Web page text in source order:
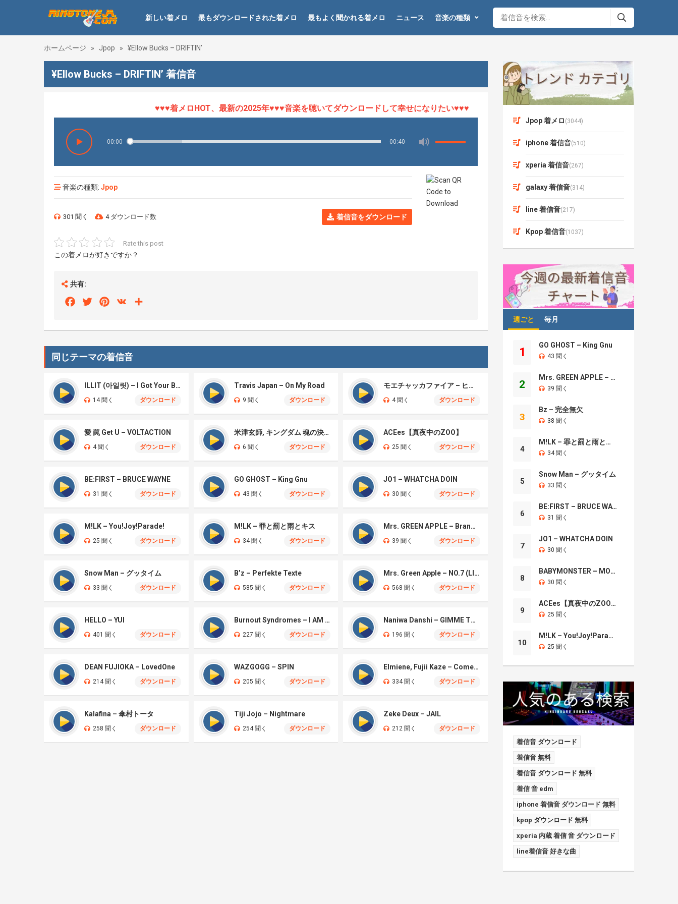
新しい着メロ 最もダウンロードされた着メロ 最もよく聞かれる着メロ ニュース 音楽の種類
ホームページ » Jpop » ¥Ellow Bucks – DRIFTIN’
¥Ellow Bucks – DRIFTIN’ 着信音
♥♥♥着メロHOT、最新の2025年♥♥♥音楽を聴いてダウンロードして幸せになりたい♥♥♥
00:00 00:40
音楽の種類: Jpop
301 聞く 4 ダウンロード数 着信音をダウンロード
Rate this post
この着メロが好きですか？
共有:
FacebookTwitterPinterest
VK
同じテーマの着信音
ILLIT (아일릿) – I Got Your Back
14 聞く ダウンロード
Travis Japan – On My Road
9 聞く ダウンロード
モエチャッカファイア – ヒューゴ、狛野真斗、ライト、セヴェリアン (Cover )
4 聞く ダウンロード
愛 罠 Get U – VOLTACTION
4 聞く ダウンロード
米津玄師, キングダム 魂の決戦 – 公開記念PV
6 聞く ダウンロード
ACEes【真夜中のZOO】
25 聞く ダウンロード
BE:FIRST – BRUCE WAYNE
31 聞く ダウンロード
GO GHOST – King Gnu
43 聞く ダウンロード
JO1 – WHATCHA DOIN
30 聞く ダウンロード
M!LK – You!Joy!Parade!
25 聞く ダウンロード
M!LK – 罪と罰と雨とキス
34 聞く ダウンロード
Mrs. GREEN APPLE – Brand New
39 聞く ダウンロード
Snow Man – グッタイム
33 聞く ダウンロード
B’z – Perfekte Texte
585 聞く ダウンロード
Mrs. Green Apple – NO.7 (LIVE)
568 聞く ダウンロード
HELLO – YUI
401 聞く ダウンロード
Burnout Syndromes – I AM A HERO
227 聞く ダウンロード
Naniwa Danshi – GIMME THE DAY
196 聞く ダウンロード
DEAN FUJIOKA – LovedOne
214 聞く ダウンロード
WAZGOGG – SPIN
205 聞く ダウンロード
Elmiene, Fujii Kaze – Comets Gold
334 聞く ダウンロード
Kalafina – 傘村トータ
258 聞く ダウンロード
Tiji Jojo – Nightmare
254 聞く ダウンロード
Zeke Deux – JAIL
212 聞く ダウンロード
Jpop 着メロ (3044)
iphone 着信音(510)
xperia 着信音(267)
galaxy 着信音(314)
line 着信音(217)
Kpop 着信音(1037)
週ごと 毎月
1
GO GHOST – King Gnu
43 聞く
2
Mrs. GREEN APPLE – Brand New
39 聞く
3
Bz – 完全無欠
38 聞く
4
M!LK – 罪と罰と雨とキス
34 聞く
5
Snow Man – グッタイム
33 聞く
6
BE:FIRST – BRUCE WAYNE
31 聞く
7
JO1 – WHATCHA DOIN
30 聞く
8
BABYMONSTER – MOON
30 聞く
9
ACEes【真夜中のZOO】
25 聞く
10
M!LK – You!Joy!Parade!
25 聞く
着信音 ダウンロード
着信音 無料
着信音 ダウンロード 無料
着信 音 edm
iphone 着信音 ダウンロード 無料
kpop ダウンロード 無料
xperia 内蔵 着信 音 ダウンロード
line着信音 好きな曲